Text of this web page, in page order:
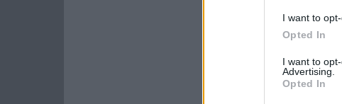
I want to
Opted In
I want to
Advertising.
Opted In